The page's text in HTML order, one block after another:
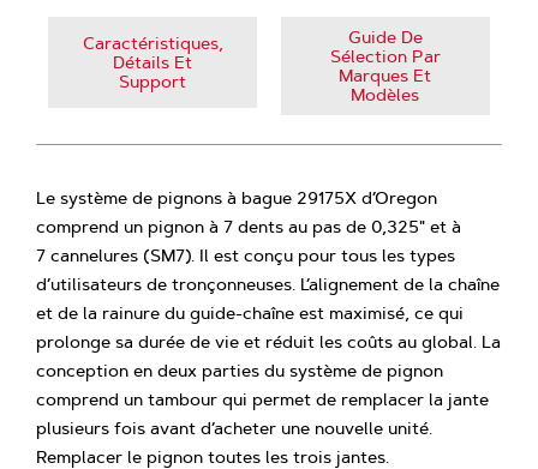
Caractéristiques,
Détails Et
Support
Guide De
Sélection Par
Marques Et
Modèles
Le système de pignons à bague 29175X d’Oregon
comprend un pignon à 7 dents au pas de 0,325" et à
7 cannelures (SM7). Il est conçu pour tous les types
d’utilisateurs de tronçonneuses. L’alignement de la chaîne
et de la rainure du guide-chaîne est maximisé, ce qui
prolonge sa durée de vie et réduit les coûts au global. La
conception en deux parties du système de pignon
comprend un tambour qui permet de remplacer la jante
plusieurs fois avant d’acheter une nouvelle unité.
Remplacer le pignon toutes les trois jantes.